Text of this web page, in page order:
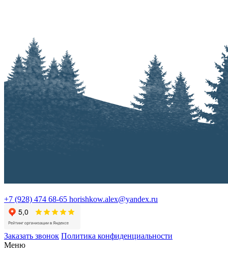
+7 (928) 474 68-65 horishkow.alex@yandex.ru
Заказать звонок Политика конфиденциальности
Меню